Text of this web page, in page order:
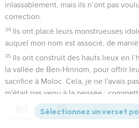
inlassablement, mais ils n’ont pas
correction.
34 Ils ont placé leurs monstrueuses
auquel mon nom est associé, de
35 Ils ont construit des hauts lieux en
la vallée de Ben-Hinnom, pour offrir
sacrifice à Moloc. Cela, je ne l'avais
m'était pas venu à la pensée :
pour faire pécher Juda !
» Et maintenant, voici ce que dit
Versions Commentaires